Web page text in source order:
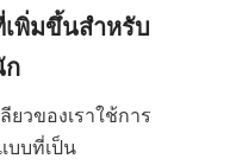
พิ่มขึ้นสำหรับ
ก
ยวของเราใช้การ
บบที่เป็น